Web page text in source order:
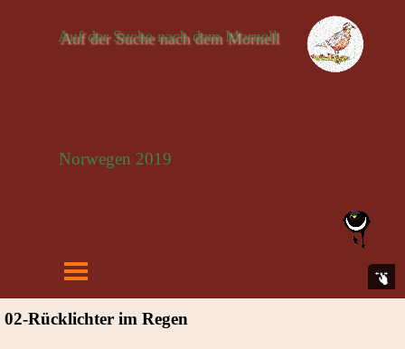
Auf der Suche nach dem Mornell
Norwegen 2019
02-Rücklichter im Regen